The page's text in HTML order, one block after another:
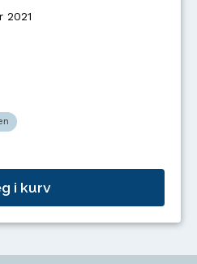
2021
i kurv